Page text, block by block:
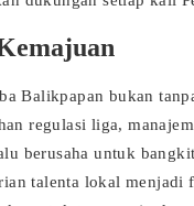
Balikpapan bukan
regulasi liga,
berusaha untuk
talenta lokal menjadi